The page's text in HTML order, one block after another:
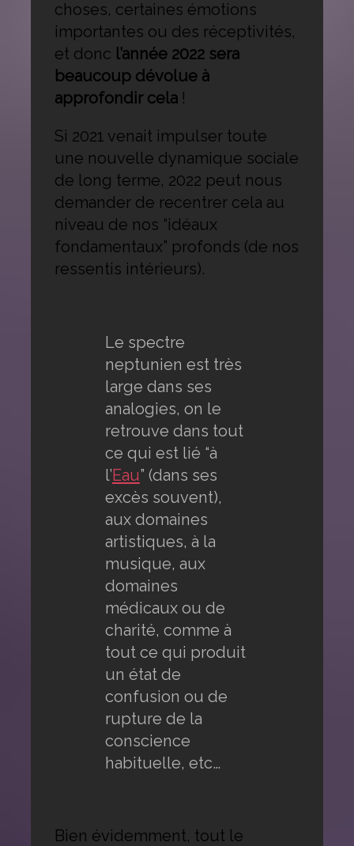
choses, certaines émotions
importantes ou des réceptivités,
et donc l’année 2022 sera
beaucoup dévolue à
approfondir cela!
Si 2021 venait impulser toute
une nouvelle dynamique sociale
de long terme, 2022 peut nous
demander de recentrer cela au
niveau de nos “idéaux
fondamentaux” profonds (de nos
ressentis intérieurs).
Le spectre
neptunien est très
large dans ses
analogies, on le
retrouve dans tout
ce qui est lié “à
l’Eau” (dans ses
excès souvent),
aux domaines
artistiques, à la
musique, aux
domaines
médicaux ou de
charité, comme à
tout ce qui produit
un état de
confusion ou de
rupture de la
conscience
habituelle, etc…
Bien évidemment, tout le